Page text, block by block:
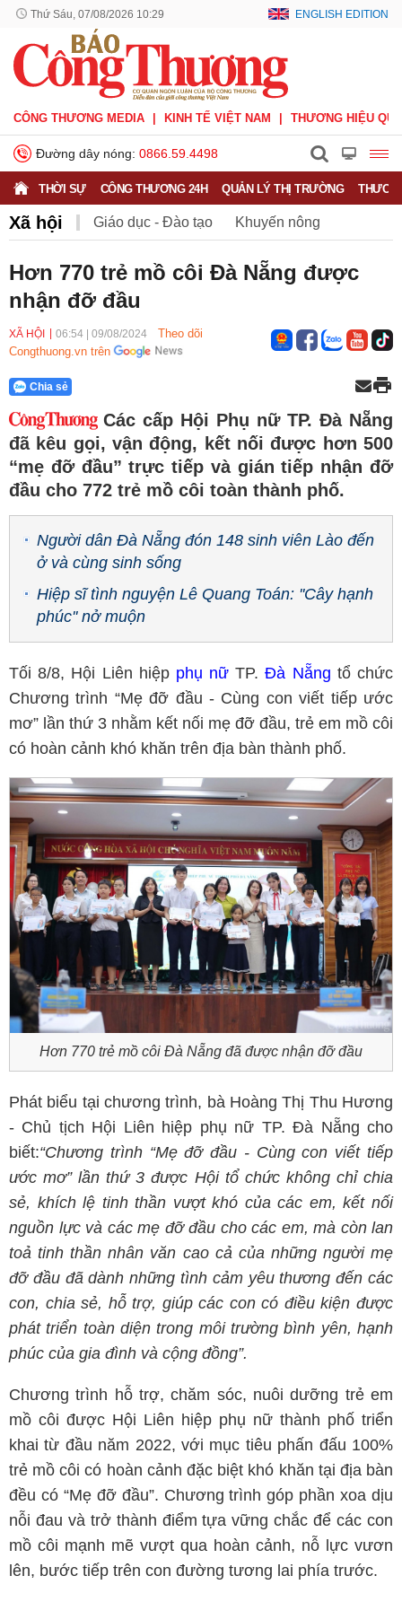
Thứ Sáu, 07/08/2026 10:29 ENGLISH EDITION
CÔNG THƯƠNG MEDIA KINH TẾ VIỆT NAM THƯƠNG HIỆU
Đường dây nóng: 0866.59.4498
THỜI SỰ CÔNG THƯƠNG 24H QUẢN LÝ THỊ TRƯỜNG
Xã hội Giáo dục - Đào tạo Khuyến nông
Nông nghiệp - nông thôn
Phát triển bền vững
Hơn 770 trẻ mồ côi Đà Nẵng được
nhận đỡ đầu
XÃ HỘI 06:54 09/08/2024
Theo dõi
Congthuong.vn trên
Chia sẻ
Các cấp Hội Phụ nữ TP. Đà Nẵng
đã kêu gọi, vận động, kết nối được hơn 500
“mẹ đỡ đầu” trực tiếp và gián tiếp nhận đỡ
đầu cho 772 trẻ mồ côi toàn thành phố.
Người dân Đà Nẵng đón 148 sinh viên Lào đến
ở và cùng sinh sống
Hiệp sĩ tình nguyện Lê Quang Toán: ''Cây hạnh
phúc'' nở muộn
Tối 8/8, Hội Liên hiệp phụ nữ TP.Đà Nẵng tổ chức
Chương trình “Mẹ đỡ đầu - Cùng con viết tiếp ước
mơ” lần thứ 3 nhằm kết nối mẹ đỡ đầu, trẻ em mồ côi
có hoàn cảnh khó khăn trên địa bàn thành phố.
Hơn 770 trẻ mồ côi Đà Nẵng đã được nhận đỡ đầu
Phát biểu tại chương trình, bà Hoàng Thị Thu Hương
- Chủ tịch Hội Liên hiệp phụ nữ TP. Đà Nẵng cho
biết:“Chương trình “Mẹ đỡ đầu - Cùng con viết tiếp
ước mơ” lần thứ 3 được Hội tổ chức không chỉ chia
sẻ, khích lệ tinh thần vượt khó của các em, kết nối
nguồn lực và các mẹ đỡ đầu cho các em, mà còn lan
toả tinh thần nhân văn cao cả của những người mẹ
đỡ đầu đã dành những tình cảm yêu thương đến các
con, chia sẻ, hỗ trợ, giúp các con có điều kiện được
phát triển toàn diện trong môi trường bình yên, hạnh
phúc của gia đình và cộng đồng”.
Chương trình hỗ trợ, chăm sóc, nuôi dưỡng trẻ em
mồ côi được Hội Liên hiệp phụ nữ thành phố triển
khai từ đầu năm 2022, với mục tiêu phấn đấu 100%
trẻ mồ côi có hoàn cảnh đặc biệt khó khăn tại địa bàn
đều có “Mẹ đỡ đầu”. Chương trình góp phần xoa dịu
nỗi đau và trở thành điểm tựa vững chắc để các con
mồ côi mạnh mẽ vượt qua hoàn cảnh, nỗ lực vươn
lên, bước tiếp trên con đường tương lai phía trước.